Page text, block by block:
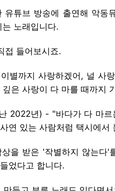
유튜브 방송에 출연해 악동
노래입니다.
접 들어보시죠.
별까지 사랑하겠어, 널 사
은 사랑이 다 마를 때까지
2022년) - "바다가 다 마르
연 있는 사람처럼 택시에서
을 받은 '작별하지 않는다'
었다고 합니다.